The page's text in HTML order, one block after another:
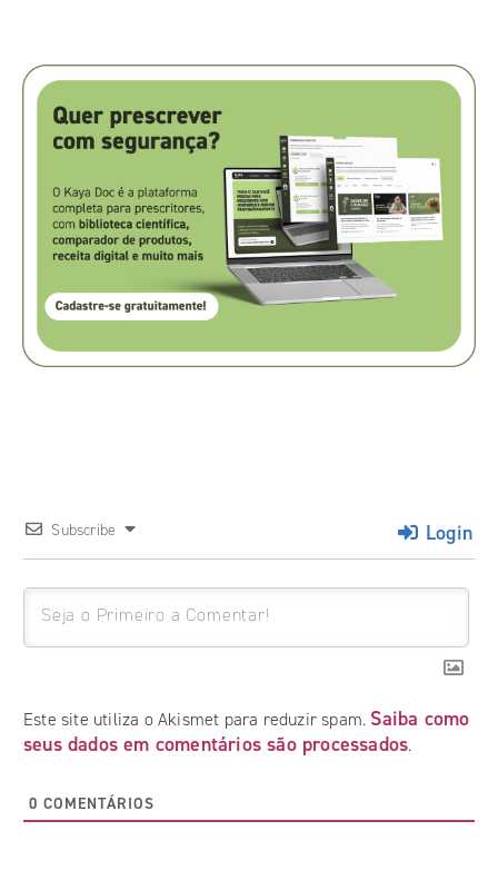
Subscribe Login
Este site utiliza o Akismet para reduzir spam. Saiba como
seus dados em comentários são processados.
0 COMENTÁRIOS